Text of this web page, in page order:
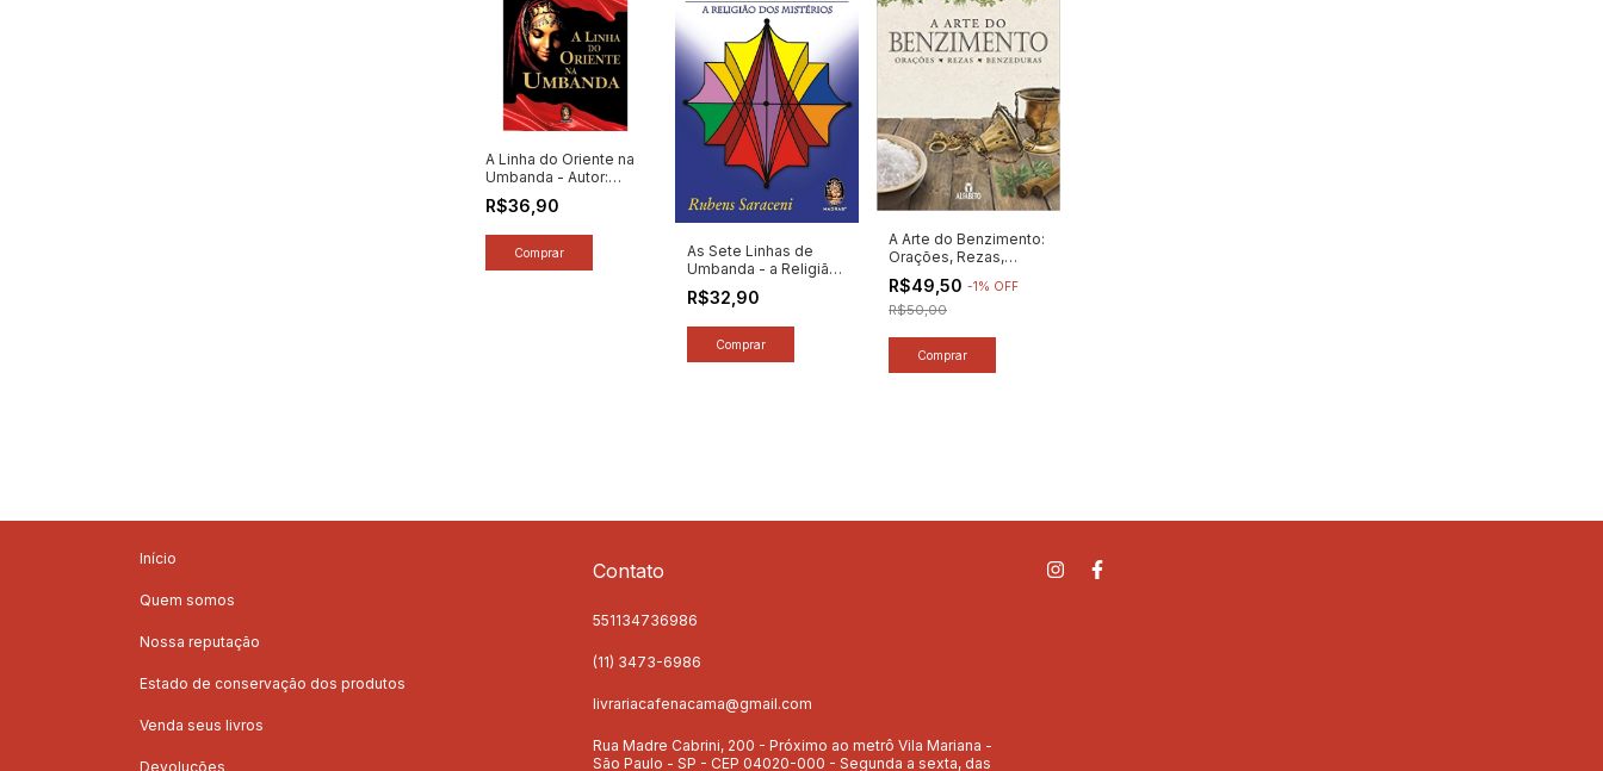
A Linha do Oriente na
Umbanda - Autor:
Alberto Marsicano /
Lurdes de Campos
Vieira (2024) [novo]
R$36,90
As Sete Linhas de
Umbanda - a Religião
dos Mistérios - Autor:
Rubens Saraceni
(2025) [novo]
R$32,90
A Arte do Benzimento:
Orações, Rezas,
Benzeduras - Autor:
Javert de Menezes
(2023) [novo]
R$49,50 -1% OFF
R$50,00
Início
Quem somos
Nossa reputação
Estado de conservação dos produtos
Venda seus livros
Devoluções
Contato
551134736986
(11) 3473-6986
livrariacafenacama@gmail.com
Rua Madre Cabrini, 200 - Próximo ao metrô Vila Mariana -
São Paulo - SP - CEP 04020-000 - Segunda a sexta, das